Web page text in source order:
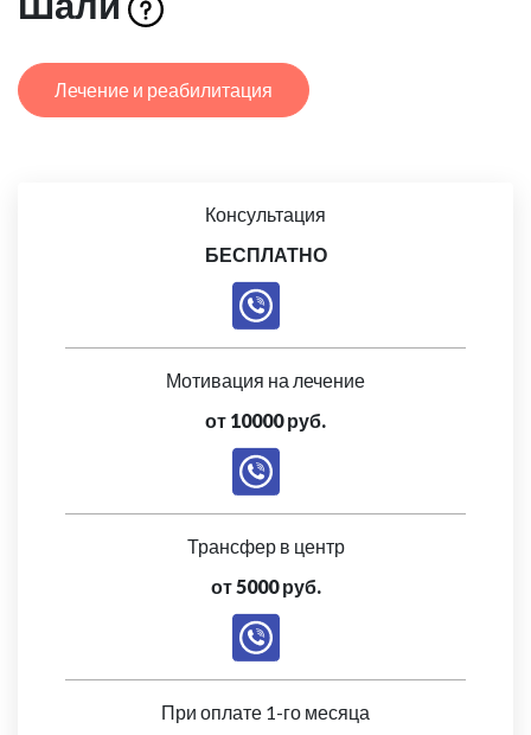
Лечение и реабилитация
Консультация
БЕСПЛАТНО
Мотивация на лечение
от 10000 руб.
Трансфер в центр
от 5000 руб.
При оплате 1-го месяца